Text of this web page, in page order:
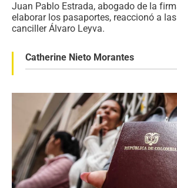
Juan Pablo Estrada, abogado de la
elaborar los pasaportes, reaccionó a
canciller Álvaro Leyva.
Catherine Nieto Morantes